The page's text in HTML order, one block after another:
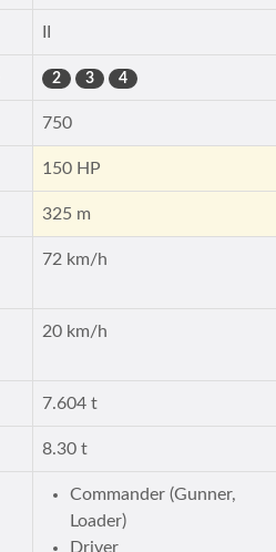
2 3 4
750
150 HP
325 m
72 km/h
20 km/h
7.604 t
8.30 t
Commander (Gunner,
Loader)
Driver